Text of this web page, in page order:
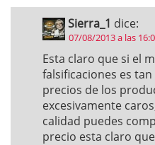
Sierra_1 dice:
07/08/2013 a las
Esta claro que si el
falsificaciones es
precios de los
excesivamente
calidad puedes
precio esta claro